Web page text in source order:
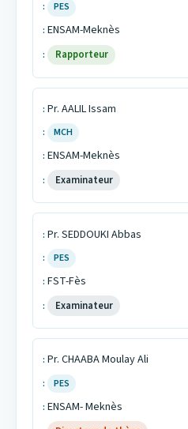
PES
ENSAM-Meknès
Rapporteur
Pr. AALIL Issam
MCH
ENSAM-Meknès
Examinateur
Pr. SEDDOUKI Abbas
PES
FST-Fès
Examinateur
Pr. CHAABA Moulay Ali
PES
ENSAM- Meknès